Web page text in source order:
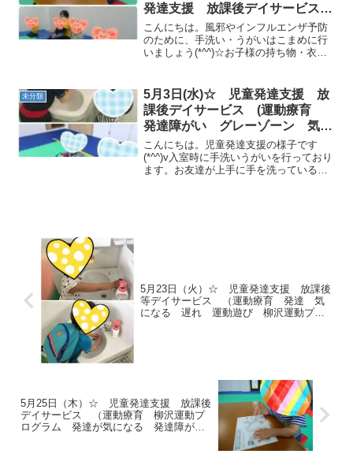
発達支援 放課後デイサービス
発達気になる 放デイ 自閉症
学習障害 ＬＤ ＡＤＨＤ アス
ペルガー症候群)
こんにちは。風邪やインフルエンザ予防
のために、手洗い・うがいはこまめに行
いましょう(*^^)☆お子様の持ち物・衣
です！ロケットペンギン体操・柔軟体
操・動物変身を行いまし...
未分類
5月3日(水)☆ 児童発達支援 放
課後デイサービス (運動療育
発達障がい グレーゾーン 気に
なる 柳沢運動プログラム)
こんにちは。児童発達支援の様子です
(*^^)v入室時に手洗いうがいを行っており
ます。お友達が上手に手を洗っている様
5月23日（火）☆ 児童発達支援 放課後
等デイサービス （運動療育 発達 気
になる 遅れ 運動遊び 柳沢運動プロ
5月25日（木）☆ 児童発達支援 放課後
デイサービス （運動療育 柳沢運動プ
ログラム 発達が気になる 発達障が